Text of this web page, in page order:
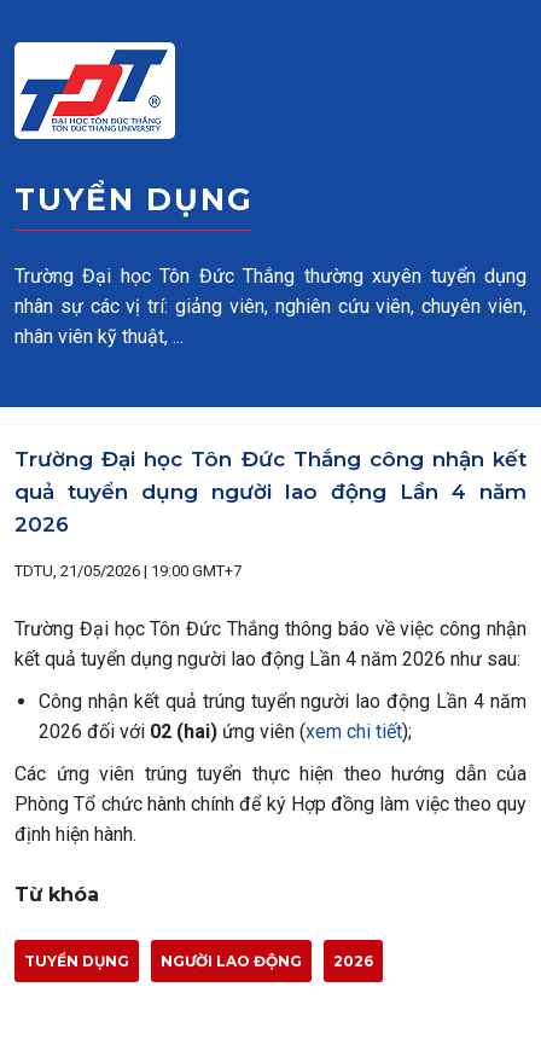
TUYỂN DỤNG
Trường Đại học Tôn Đức Thắng thường xuyên tuyển dụng
nhân sự các vị trí: giảng viên, nghiên cứu viên, chuyên viên,
nhân viên kỹ thuật, ...
Trường Đại học Tôn Đức Thắng công nhận kết
quả tuyển dụng người lao động Lần 4 năm
2026
TDTU, 21/05/2026 | 19:00 GMT+7
Trường Đại học Tôn Đức Thắng thông báo về việc công nhận
kết quả tuyển dụng người lao động Lần 4 năm 2026 như sau:
Công nhận kết quả trúng tuyển người lao động Lần 4 năm
2026 đối với 02 (hai) ứng viên (xem chi tiết);
Các ứng viên trúng tuyển thực hiện theo hướng dẫn của
Phòng Tổ chức hành chính để ký Hợp đồng làm việc theo quy
định hiện hành.
Từ khóa
TUYỂN DỤNG NGƯỜI LAO ĐỘNG 2026